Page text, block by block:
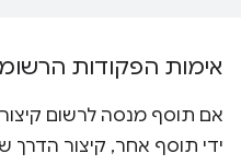
אימות הפקודות
אם תוסף מנסה לרשום
ידי תוסף אחר, קיצור הדרך